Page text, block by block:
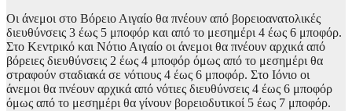
Οι άνεμοι στο Βόρειο Αιγαίο θα πνέουν από βορειοανατολικές
διευθύνσεις 3 έως 5 μποφόρ και από το μεσημέρι 4 έως 6 μποφόρ.
Στο Κεντρικό και Νότιο Αιγαίο οι άνεμοι θα πνέουν αρχικά από
βόρειες διευθύνσεις 2 έως 4 μποφόρ όμως από το μεσημέρι θα
στραφούν σταδιακά σε νότιους 4 έως 6 μποφόρ. Στο Ιόνιο οι
άνεμοι θα πνέουν αρχικά από νότιες διευθύνσεις 4 έως 6 μποφόρ
όμως από το μεσημέρι θα γίνουν βορειοδυτικοί 5 έως 7 μποφόρ.